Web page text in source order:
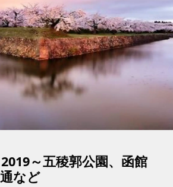
～五稜郭公園、函館
など